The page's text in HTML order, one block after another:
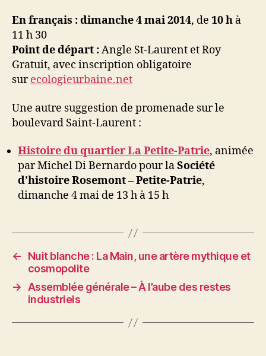
En français : dimanche 4 mai 2014, de 10 h à
11 h 30
Point de départ :Angle St-Laurent et Roy
Gratuit, avec inscription obligatoire
surecologieurbaine.net
Une autre suggestion de promenade sur le
boulevard Saint-Laurent :
Histoire du quartier La Petite-Patrie, animée
par Michel Di Bernardo pour laSociété
d’histoire Rosemont – Petite-Patrie,
dimanche 4 mai de 13 h à 15 h
←
Nuit blanche : La Main, une artère mythique et
cosmopolite
→ Assemblée générale – À l’aube des restes
industriels